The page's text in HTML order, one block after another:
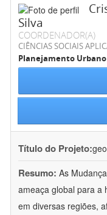
Silva
COORDENADOR(A)
CIÊNCIAS SOCIAIS
Planejamento Urbano
Título do Projeto:
Resumo: As
ameaça global para a
em diversas regiões,